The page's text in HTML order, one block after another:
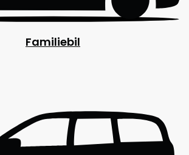
Familiebil